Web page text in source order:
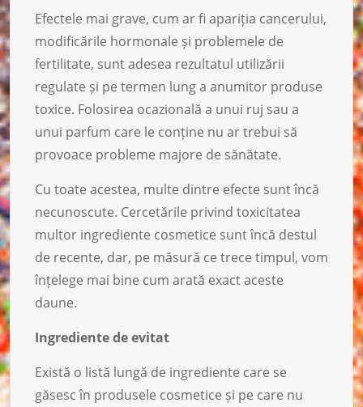
Efectele mai grave, cum ar fi apariția cancerului,
modificările hormonale și problemele de
fertilitate, sunt adesea rezultatul utilizării
regulate și pe termen lung a anumitor produse
toxice. Folosirea ocazională a unui ruj sau a
unui parfum care le conține nu ar trebui să
provoace probleme majore de sănătate.
Cu toate acestea, multe dintre efecte sunt încă
necunoscute. Cercetările privind toxicitatea
multor ingrediente cosmetice sunt încă destul
de recente, dar, pe măsură ce trece timpul, vom
înțelege mai bine cum arată exact aceste
daune.
Ingrediente de evitat
Există o listă lungă de ingrediente care se
găsesc în produsele cosmetice și pe care nu